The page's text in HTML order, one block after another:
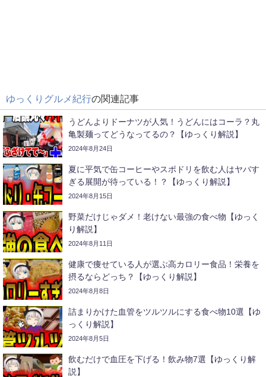
ゆっくりグルメ紀行の関連記事
うどんよりドーナツが人気！うどんにはコーラ？丸
亀製麺ってどうなってるの？【ゆっくり解説】
2024年8月24日
夏に平気で缶コーヒーやスポドリを飲む人はヤバす
ぎる展開が待っている！？【ゆっくり解説】
2024年8月15日
野菜だけじゃダメ！老けない最強の食べ物【ゆっく
り解説】
2024年8月11日
健康で痩せている人が選ぶ高カロリー食品！栄養を
摂るならどっち？【ゆっくり解説】
2024年8月8日
詰まりかけた血管をツルツルにする食べ物10選【ゆ
っくり解説】
2024年8月5日
飲むだけで血圧を下げる！飲み物7選【ゆっくり解
説】